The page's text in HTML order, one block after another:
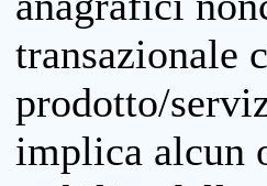
transazionale
prodotto/
implica alcun